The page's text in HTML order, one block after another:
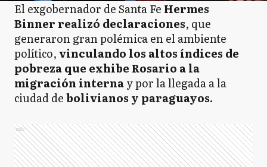
El exgobernador de Santa Fe Hermes
Binner realizó declaraciones, que
generaron gran polémica en el ambiente
político,vinculando los altos índices de
pobreza que exhibe Rosario a la
migración internay por la llegada a la
ciudad debolivianos y paraguayos.
Ads